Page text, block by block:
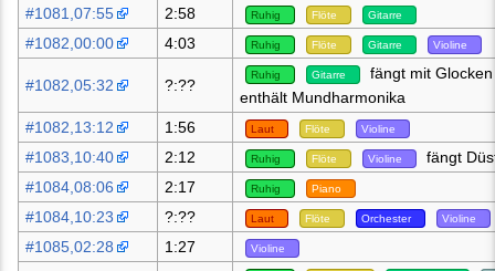
#1081,07:55 2:58 Ruhig Flöte Gitarre
#1082,00:00 4:03 Ruhig Flöte Gitarre Violine
#1082,05:32 ?:??
Ruhig Gitarre
fängt mit
enthält Mundharmonika
#1082,13:12
1:56 Laut Flöte Violine
#1083,10:40 2:12 Ruhig Flöte Violine
fängt
#1084,08:06
2:17 Ruhig Piano
#1084,10:23 ?:?? Laut Flöte Orchester Violine
#1085,02:28 1:27 Violine